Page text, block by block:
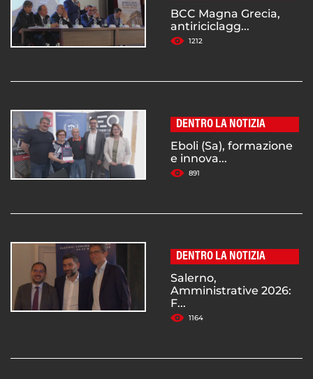
BCC Magna Grecia,
antiriciclagg...
1212
DENTRO LA NOTIZIA
Eboli (Sa), formazione
e innova...
891
DENTRO LA NOTIZIA
Salerno,
Amministrative 2026:
F...
1164